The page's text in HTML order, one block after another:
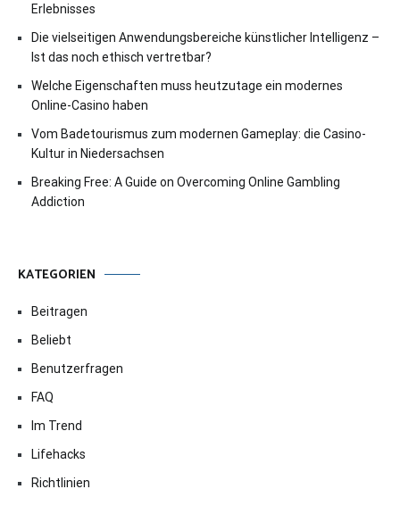
Erlebnisses
Die vielseitigen Anwendungsbereiche künstlicher Intelligenz –
Ist das noch ethisch vertretbar?
Welche Eigenschaften muss heutzutage ein modernes
Online-Casino haben
Vom Badetourismus zum modernen Gameplay: die Casino-
Kultur in Niedersachsen
Breaking Free: A Guide on Overcoming Online Gambling
Addiction
KATEGORIEN
Beitragen
Beliebt
Benutzerfragen
FAQ
Im Trend
Lifehacks
Richtlinien